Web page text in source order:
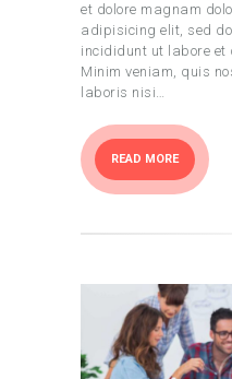
et dolore magnam
adipisicing elit, sed
incididunt ut labore et
Minim veniam, quis
laboris nisi…
READ MORE